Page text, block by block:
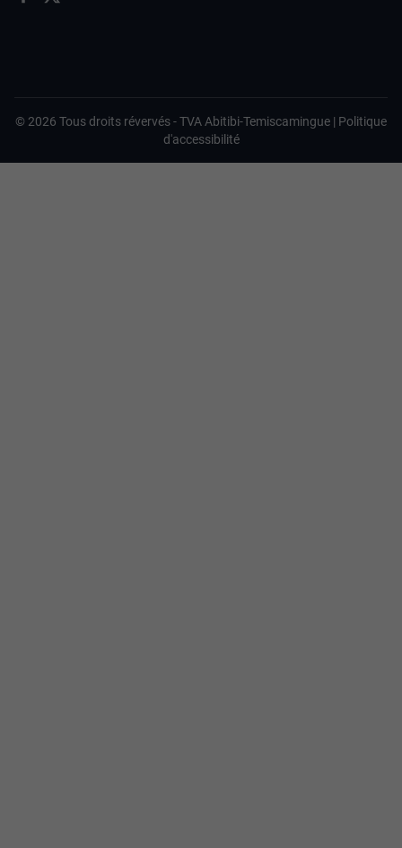
© 2026 Tous droits révervés -TVA Abitibi-Temiscamingue | Politique
d'accessibilité